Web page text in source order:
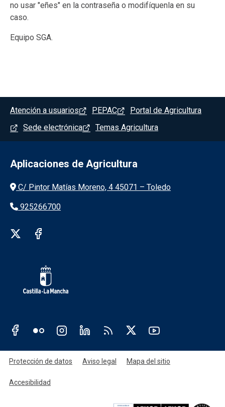
no usar "eñes" en la contraseña o modifíquenla en su
caso.
Equipo SGA.
Menú del pie
Atención a usuarios PEPAC
Portal de Agricultura
Sede electrónica
Temas Agricultura
Aplicaciones de Agricultura
Información de la institución
C/ Pintor Matías Moreno, 4 45071 – Toledo
925266700
Redes sociales institución
Redes sociales JCCM
Menú legal
Protección de datos Aviso legal Mapa del sitio
Accesibilidad